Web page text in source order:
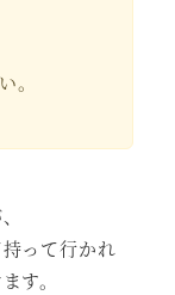
。
って行かれ
す。